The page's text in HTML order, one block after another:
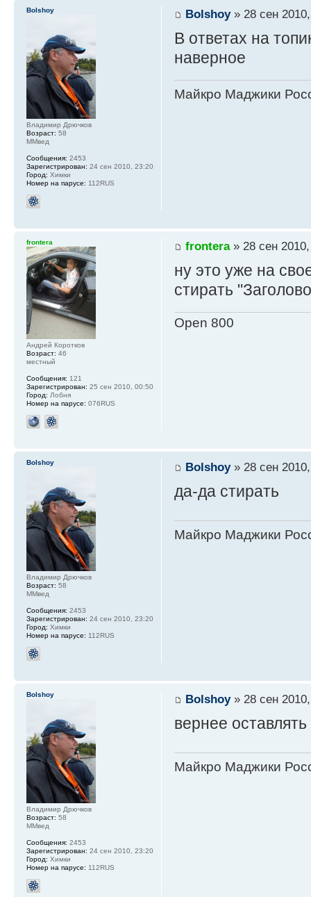
Bolshoy» 28 сен
В ответах на
наверное
Майкро Маджики
Bolshoy
Владимир Дрючков
Возраст: 58
ММвед
Сообщения: 2453
Зарегистрирован: 24 сен 2010, 23:20
Город: Химки
Номер на парусе: 112RUS
frontera» 28 сен
ну это уже на
стирать
Open 800
frontera
Андрей Коротков
Возраст: 46
местный
Сообщения: 121
Зарегистрирован: 25 сен 2010, 00:50
Город: Лобня
Номер на парусе: 076RUS
Bolshoy» 28 сен
да-да стирать
Майкро Маджики
Bolshoy
Владимир Дрючков
Возраст: 58
ММвед
Сообщения: 2453
Зарегистрирован: 24 сен 2010, 23:20
Город: Химки
Номер на парусе: 112RUS
Bolshoy» 28 сен
вернее
Майкро Маджики
Bolshoy
Владимир Дрючков
Возраст: 58
ММвед
Сообщения: 2453
Зарегистрирован: 24 сен 2010, 23:20
Город: Химки
Номер на парусе: 112RUS